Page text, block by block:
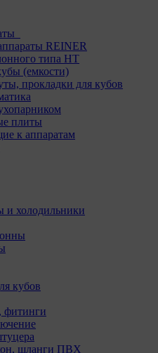
REINER
типа НТ
(емкости)
прокладки для кубов
плиты
к аппаратам
и холодильники
кубов
фитинги
шланги ПВХ